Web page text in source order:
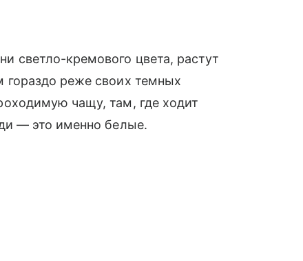
светло-кремового цвета, растут
гораздо реже своих темных
чащу, там, где ходит
— это именно белые.